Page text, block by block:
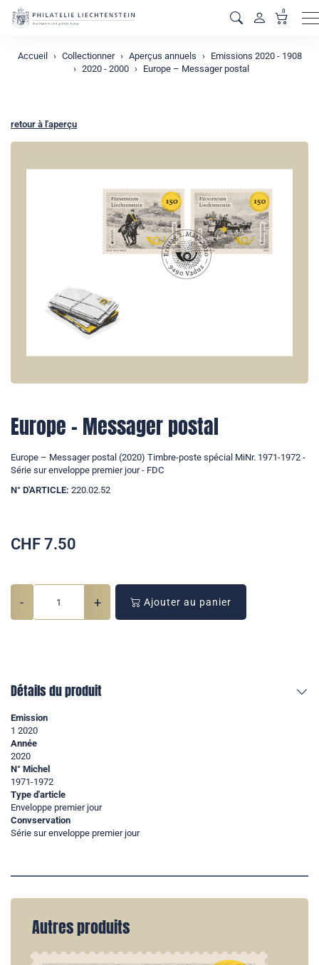
0
Accueil Collectionner Aperçus annuels
Emissions 2020 - 1908
2020 - 2000
Europe – Messager postal
retour à l'aperçu
Europe – Messager postal
Europe – Messager postal (2020) Timbre-poste spécial MiNr. 1971-1972 -
Série sur enveloppe premier jour - FDC
N° D'ARTICLE: 220.02.52
CHF 7.50
- + Ajouter au panier
Détails du produit
Emission
1 2020
Année
2020
N° Michel
1971-1972
Type d'article
Enveloppe premier jour
Convservation
Série sur enveloppe premier jour
Autres produits